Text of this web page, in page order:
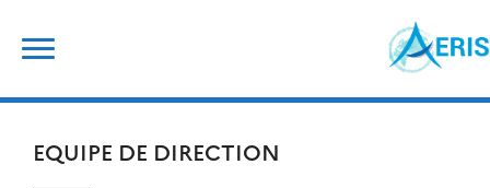
content
EQUIPE DE DIRECTION